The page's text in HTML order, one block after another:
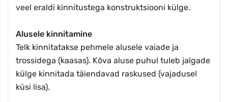
veel eraldi kinnitustega konstruktsiooni külge.
Alusele kinnitamine
Telk kinnitatakse pehmele alusele vaiade ja
trossidega (kaasas). Kõva aluse puhul tuleb jalgade
külge kinnitada täiendavad raskused (vajadusel
küsi lisa).